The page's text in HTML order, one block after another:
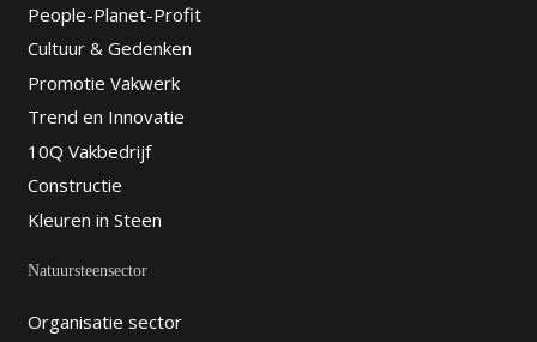
People-Planet-Profit
Cultuur & Gedenken
Promotie Vakwerk
Trend en Innovatie
10Q Vakbedrijf
Constructie
Kleuren in Steen
Natuursteensector
Organisatie sector